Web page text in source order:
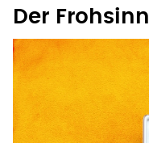
Der Frohsinn